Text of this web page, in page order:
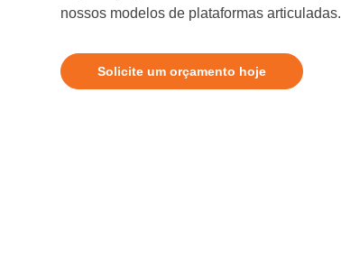
nossos modelos de plataformas articuladas.
Solicite um orçamento hoje